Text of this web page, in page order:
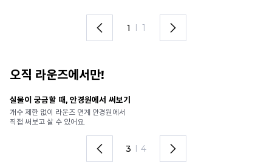
1 I 1
오직 라운즈에서만!
실물이 궁금할 때, 안경원에서 써보기
개수 제한 없이 라운즈 연계 안경원에서
직접 써보고 살 수 있어요.
3 I 4